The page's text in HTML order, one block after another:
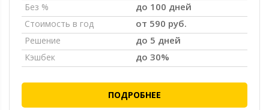
Без % до 100 дней
Стоимость в год от 590 руб.
Решение до 5 дней
Кэшбек до 30%
ПОДРОБНЕЕ